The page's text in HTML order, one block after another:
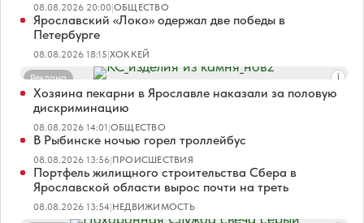
08.08.2026 20:00|ОБЩЕСТВО
Ярославский «Локо» одержал две победы в
Петербурге
08.08.2026 18:15|ХОККЕЙ
Реклама
Хозяина пекарни в Ярославле наказали за половую
дискриминацию
08.08.2026 14:01|ОБЩЕСТВО
В Рыбинске ночью горел троллейбус
08.08.2026 13:56|ПРОИСШЕСТВИЯ
Портфель жилищного строительства Сбера в
Ярославской области вырос почти на треть
08.08.2026 13:54|НЕДВИЖИМОСТЬ